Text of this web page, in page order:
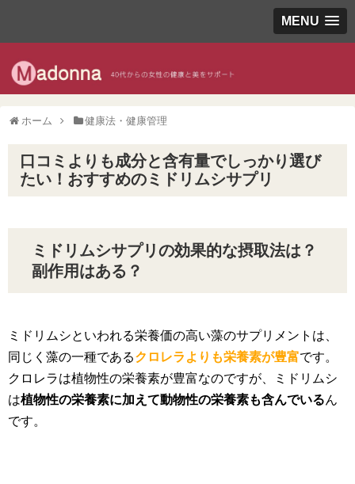
MENU
ホーム 健康法・健康管理
口コミよりも成分と含有量でしっかり選び
たい！おすすめのミドリムシサプリ
ミドリムシサプリの効果的な摂取法は？
副作用はある？
ミドリムシといわれる栄養価の高い藻のサプリメントは、
同じく藻の一種であるクロレラよりも栄養素が豊富です。
クロレラは植物性の栄養素が豊富なのですが、ミドリムシ
は植物性の栄養素に加えて動物性の栄養素も含んでいるん
です。